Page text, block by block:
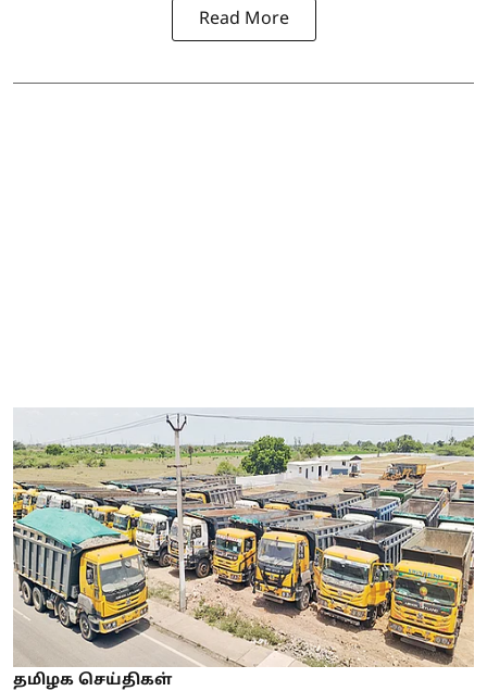
Read More
தமிழக செய்திகள்